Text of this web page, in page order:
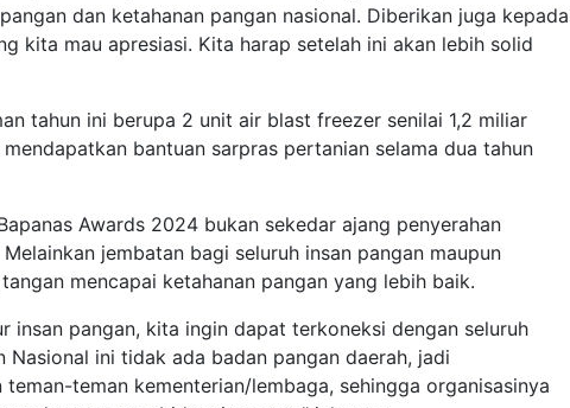
dan ketahanan pangan nasional. Diberikan juga kepada
kita mau apresiasi. Kita harap setelah ini akan lebih solid
tahun ini berupa 2 unit air blast freezer senilai 1,2 miliar
bantuan sarpras pertanian selama dua tahun
Awards 2024 bukan sekedar ajang penyerahan
jembatan bagi seluruh insan pangan maupun
mencapai ketahanan pangan yang lebih baik.
insan pangan, kita ingin dapat terkoneksi dengan seluruh
ini tidak ada badan pangan daerah, jadi
teman kementerian/lembaga, sehingga organisasinya